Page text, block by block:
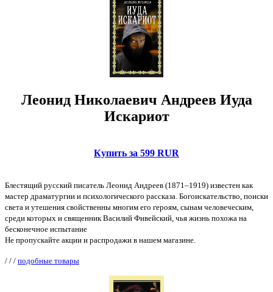
Леонид Николаевич Андреев Иуда
Искариот
Купить за 599 RUR
Блестящий русский писатель Леонид Андреев (1871–1919) известен как
мастер драматургии и психологического рассказа. Богоискательство, поиски
света и утешения свойственны многим его героям, сынам человеческим,
среди которых и священник Василий Фивейский, чья жизнь похожа на
бесконечное испытание
Не пропускайте акции и распродажи в нашем магазине.
/ / / подобные товары